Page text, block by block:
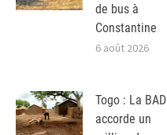
de bus à
Constantine
6 août 2026
Togo : La BAD
accorde un